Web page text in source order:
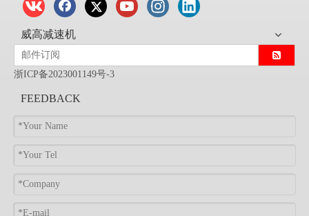
威高减速机
浙ICP备2023001149号-3
FEEDBACK